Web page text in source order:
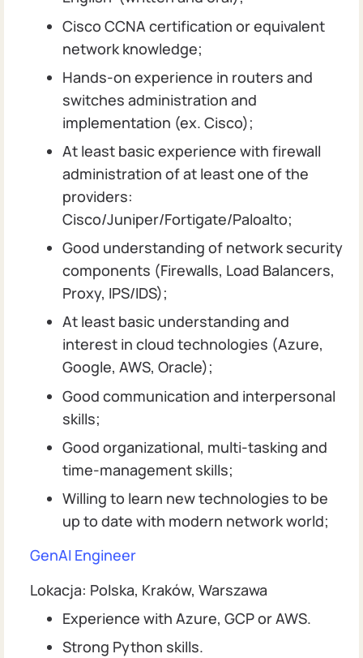
Cisco CCNA certification or equivalent
network knowledge;
Hands-on experience in routers and
switches administration and
implementation (ex. Cisco);
At least basic experience with firewall
administration of at least one of the
providers:
Cisco/Juniper/Fortigate/Paloalto;
Good understanding of network security
components (Firewalls, Load Balancers,
Proxy, IPS/IDS);
At least basic understanding and
interest in cloud technologies (Azure,
Google, AWS, Oracle);
Good communication and interpersonal
skills;
Good organizational, multi-tasking and
time-management skills;
Willing to learn new technologies to be
up to date with modern network world;
GenAI Engineer
Lokacja: Polska, Kraków, Warszawa
Experience with Azure, GCP or AWS.
Strong Python skills.